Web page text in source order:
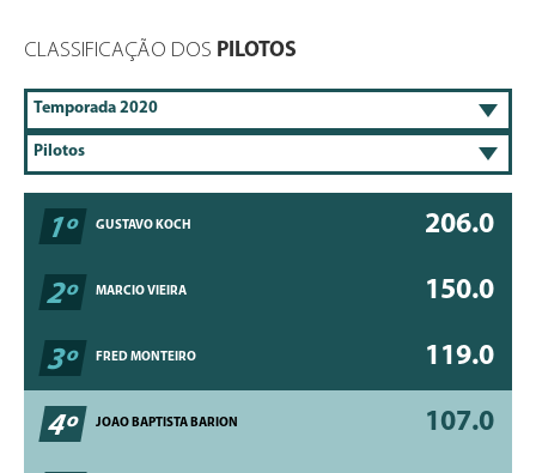
CLASSIFICAÇÃO DOS PILOTOS
1º GUSTAVO KOCH 206.0
2º MARCIO VIEIRA 150.0
3º FRED MONTEIRO 119.0
4º JOAO BAPTISTA BARION 107.0